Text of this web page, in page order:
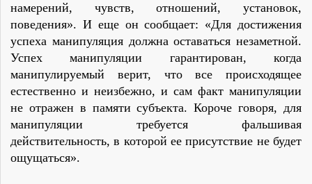
намерений, чувств, отношений, установок,
поведения». И еще он сообщает: «Для достижения
успеха манипуляция должна оставаться незаметной.
Успех манипуляции гарантирован, когда
манипулируемый верит, что все происходящее
естественно и неизбежно, и сам факт манипуляции
не отражен в памяти субъекта. Короче говоря, для
манипуляции требуется фальшивая
действительность, в которой ее присутствие не будет
ощущаться».